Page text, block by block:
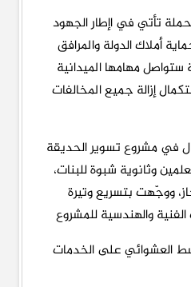
تأتي في اإطار الجهود
أملاك الدولة والمرافق
ستواصل مهامها الميدانية
إزالة جميع المخالفات
في مشروع تسوير الحديقة
وثانوية شبوة للبنات،
ووجّهت بتسريع وتيرة
الفنية والهندسية للمشروع